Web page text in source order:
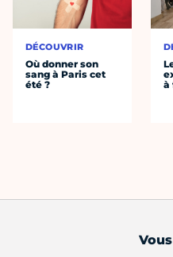
DÉCOUVRIR
Où donner son
sang à Paris cet
été ?
à